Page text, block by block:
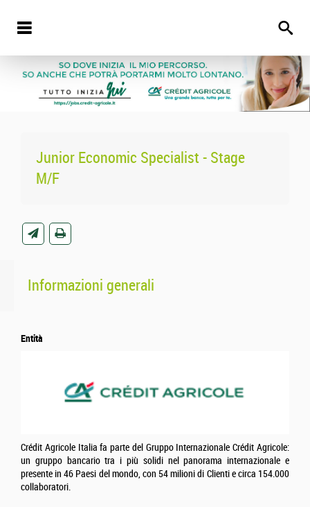
Junior Economic Specialist - Stage
M/F
Informazioni generali
Entità
Crédit Agricole Italia fa parte del Gruppo Internazionale Crédit Agricole:
un gruppo bancario tra i più solidi nel panorama internazionale e
presente in 46 Paesi del mondo, con 54 milioni di Clienti e circa 154.000
collaboratori.